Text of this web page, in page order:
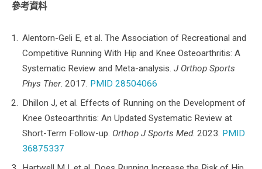
參考資料
Alentorn-Geli E, et al. The Association of Recreational and
Competitive Running With Hip and Knee Osteoarthritis: A
Systematic Review and Meta-analysis. J Orthop Sports
Phys Ther. 2017. PMID 28504066
Dhillon J, et al. Effects of Running on the Development of
Knee Osteoarthritis: An Updated Systematic Review at
Short-Term Follow-up. Orthop J Sports Med. 2023. PMID
36875337